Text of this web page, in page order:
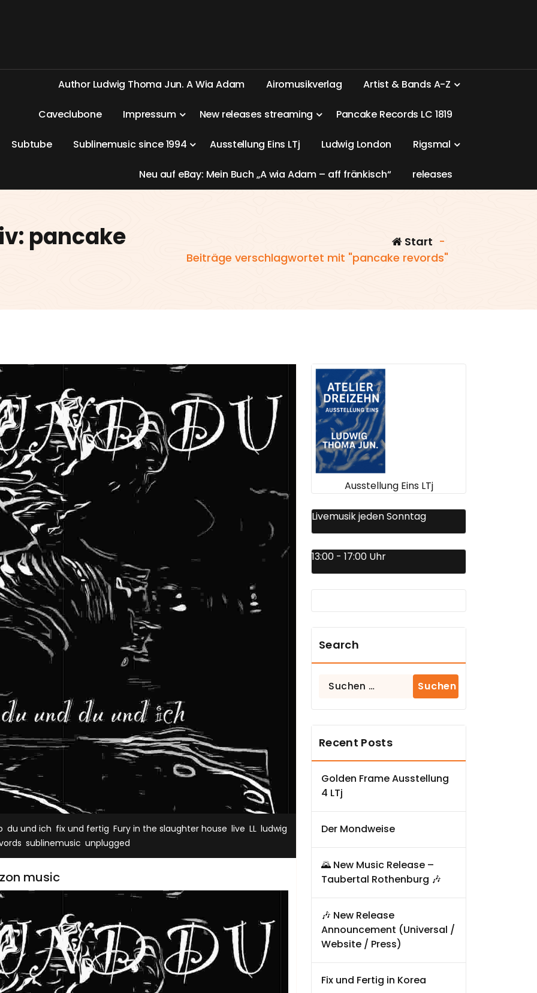
Author Ludwig Thoma Jun. AWia Adam Airomusikverlag Artist & Bands A-Z
Caveclubone Impressum New releases streaming Pancake Records LC 1819
Subtube Sublinemusic since1994 Ausstellung Eins LTj Ludwig London Rigsmal
Neu auf eBay: Mein Buch „Awia Adam – aff fränkisch“ releases
pancake Start -
Beiträge verschlagwortet mit "pancake revords"
du und ich fix und fertig Fury in the slaughter house live LL ludwig
sublinemusic unplugged
music
Ausstellung Eins LTj
Livemusik jeden Sonntag
13:00 - 17:00 Uhr
Search
Suchen
Recent Posts
Golden Frame Ausstellung
4 LTj
Der Mondweise
🌄 New Music Release –
Taubertal Rothenburg 🎶
🎶 New Release
Announcement (Universal /
Website / Press)
Fix und Fertig in Korea